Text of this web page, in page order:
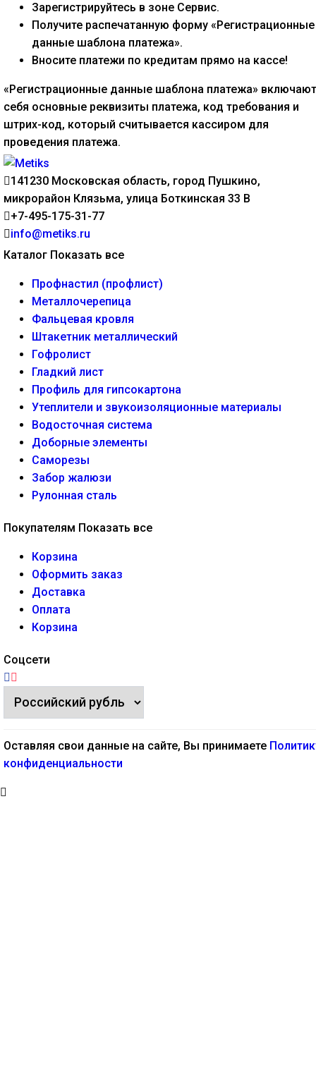
Зарегистрируйтесь в зоне Сервис.
Получите распечатанную форму «Регистрационные
данные шаблона платежа».
Вносите платежи по кредитам прямо на кассе!
«Регистрационные данные шаблона платежа»
себя основные реквизиты платежа, код требования и
штрих-код, который считывается кассиром для
проведения платежа.
141230 Московская область, город Пушкино,
микрорайон Клязьма, улица Боткинская 33 В
+7-495-175-31-77
info@metiks.ru
Каталог Показать все
Профнастил (профлист)
Металлочерепица
Фальцевая кровля
Штакетник металлический
Гофролист
Гладкий лист
Профиль для гипсокартона
Утеплители и звукоизоляционные материалы
Водосточная система
Доборные элементы
Саморезы
Забор жалюзи
Рулонная сталь
Покупателям Показать все
Корзина
Оформить заказ
Доставка
Оплата
Корзина
Соцсети
Оставляя свои данные на сайте, Вы принимаете
конфиденциальности